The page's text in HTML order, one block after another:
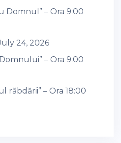
Domnul” – Ora 9:00
24, 2026
– Ora 9:00
răbdării” – Ora 18:00